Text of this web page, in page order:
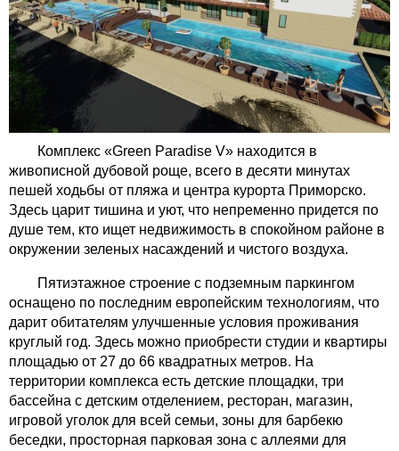
Комплекс «Green Paradise V» находится в
живописной дубовой роще, всего в десяти минутах
пешей ходьбы от пляжа и центра курорта Приморско.
Здесь царит тишина и уют, что непременно придется по
душе тем, кто ищет недвижимость в спокойном районе в
окружении зеленых насаждений и чистого воздуха.
Пятиэтажное строение с подземным паркингом
оснащено по последним европейским технологиям, что
дарит обитателям улучшенные условия проживания
круглый год. Здесь можно приобрести студии и квартиры
площадью от 27 до 66 квадратных метров. На
территории комплекса есть детские площадки, три
бассейна с детским отделением, ресторан, магазин,
игровой уголок для всей семьи, зоны для барбекю
беседки, просторная парковая зона с аллеями для